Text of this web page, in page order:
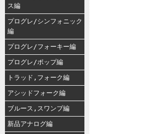
ス編
プログレ/シンフォニック
編
プログレ/フォーキー編
プログレ/ポップ編
トラッド,フォーク編
アシッドフォーク編
ブルース,スワンプ編
新品アナログ編